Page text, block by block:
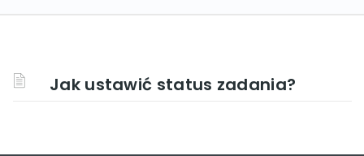
Jak ustawić status zadania?